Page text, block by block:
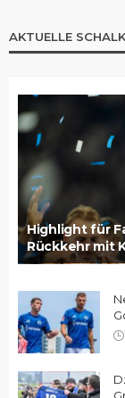
AKTUELLE
Highlight für
Rückkehr mit